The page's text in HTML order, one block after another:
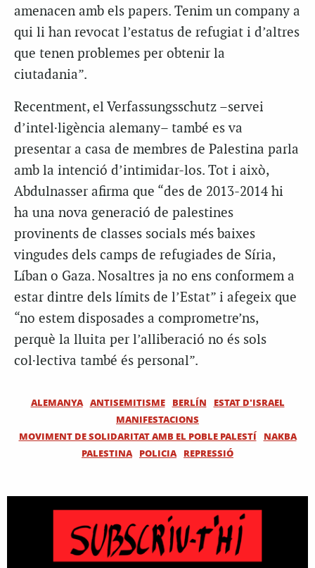
amenacen amb els papers. Tenim un company a
qui li han revocat l’estatus de refugiat i d’altres
que tenen problemes per obtenir la
ciutadania”.
Recentment, el Verfassungsschutz –servei
d’intel·ligència alemany– també es va
presentar a casa de membres de Palestina parla
amb la intenció d’intimidar-los. Tot i això,
Abdulnasser afirma que “des de 2013-2014 hi
ha una nova generació de palestines
provinents de classes socials més baixes
vingudes dels camps de refugiades de Síria,
Líban o Gaza. Nosaltres ja no ens conformem a
estar dintre dels límits de l’Estat” i afegeix que
“no estem disposades a comprometre’ns,
perquè la lluita per l’alliberació no és sols
col·lectiva també és personal”.
ALEMANYA ANTISEMITISME BERLÍN
ESTAT D'ISRAEL
MANIFESTACIONS
MOVIMENT DE SOLIDARITAT AMB EL POBLE PALESTÍ
NAKBA
PALESTINA
POLICIA REPRESSIÓ